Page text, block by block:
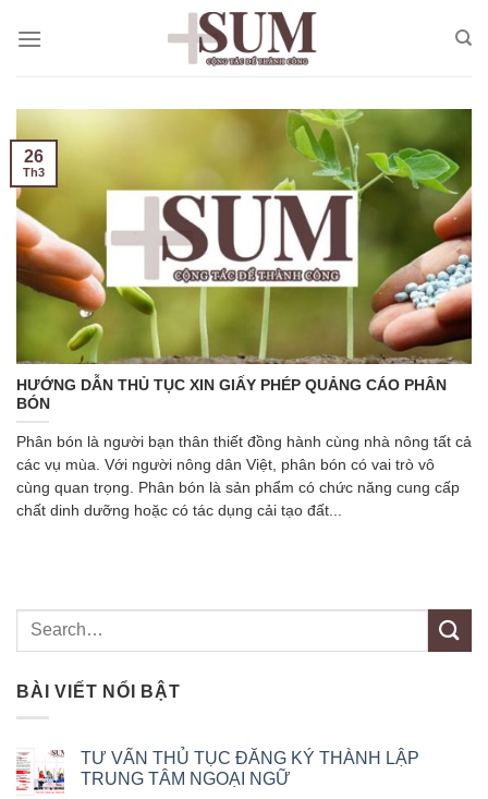
HƯỚNG DẪN THỦ TỤC XIN GIẤY PHÉP QUẢNG CÁO PHÂN
BÓN
Phân bón là người bạn thân thiết đồng hành cùng nhà nông tất cả
các vụ mùa. Với người nông dân Việt, phân bón có vai trò vô
cùng quan trọng. Phân bón là sản phẩm có chức năng cung cấp
chất dinh dưỡng hoặc có tác dụng cải tạo đất...
26
Th3
BÀI VIẾT NỔI BẬT
TƯ VẤN THỦ TỤC ĐĂNG KÝ THÀNH LẬP
TRUNG TÂM NGOẠI NGỮ